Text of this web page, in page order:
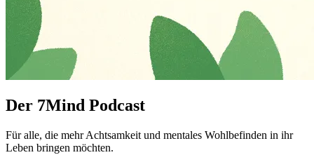
Der 7Mind Podcast
Für alle, die mehr Acht­sam­keit und mentales Wohlbefinden in ihr
Leben brin­gen möch­ten.